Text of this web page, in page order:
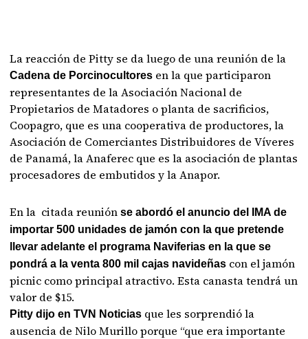
La reacción de Pitty se da luego de una reunión de la
Cadena de Porcinocultores en la que participaron
representantes de la Asociación Nacional de
Propietarios de Matadores o planta de sacrificios,
Coopagro, que es una cooperativa de productores, la
Asociación de Comerciantes Distribuidores de Víveres
de Panamá, la Anaferec que es la asociación de plantas
procesadores de embutidos y la Anapor.
En la citada reunión se abordó el anuncio del IMA de
importar 500 unidades de jamón con la que pretende
llevar adelante el programa Naviferias en la que se
pondrá a la venta 800 mil cajas navideñas con el jamón
picnic como principal atractivo. Esta canasta tendrá un
valor de $15.
Pitty dijo en TVN Noticias que les sorprendió la
ausencia de Nilo Murillo porque “que era importante